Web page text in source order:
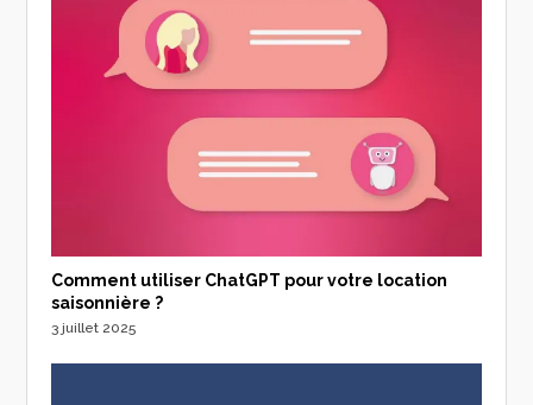
Comment utiliser ChatGPT pour votre location
saisonnière ?
3 juillet 2025